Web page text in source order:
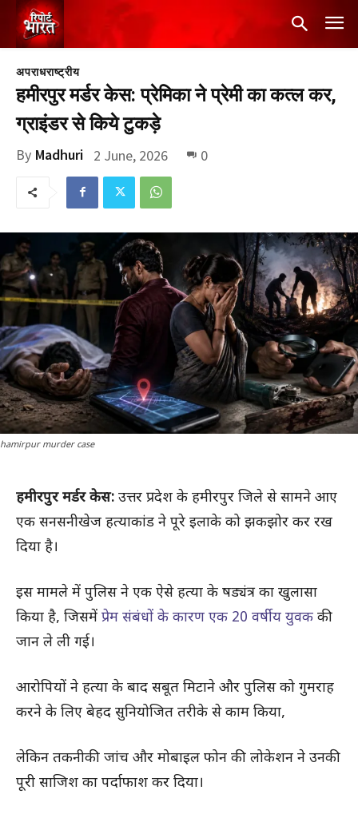
अपराधराष्ट्रीय
हमीरपुर मर्डर केस: प्रेमिका ने प्रेमी का कत्ल कर,
ग्राइंडर से किये टुकड़े
By Madhuri 2 June, 2026 0
hamirpur murder case
हमीरपुर मर्डर केस: उत्तर प्रदेश के हमीरपुर जिले से सामने आए
एक सनसनीखेज हत्याकांड ने पूरे इलाके को झकझोर कर रख
दिया है।
इस मामले में पुलिस ने एक ऐसे हत्या के षड्यंत्र का खुलासा
किया है, जिसमें प्रेम संबंधों के कारण एक 20 वर्षीय युवक की
जान ले ली गई।
आरोपियों ने हत्या के बाद सबूत मिटाने और पुलिस को गुमराह
करने के लिए बेहद सुनियोजित तरीके से काम किया,
लेकिन तकनीकी जांच और मोबाइल फोन की लोकेशन ने उनकी
पूरी साजिश का पर्दाफाश कर दिया।